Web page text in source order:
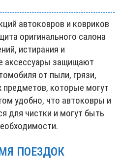
автоковров и ковриков
оригинального салона
истирания и
аксессуары защищают
от пыли, грязи,
предметов, которые могут
удобно, что автоковры и
для чистки и могут быть
ПОЕЗДОК